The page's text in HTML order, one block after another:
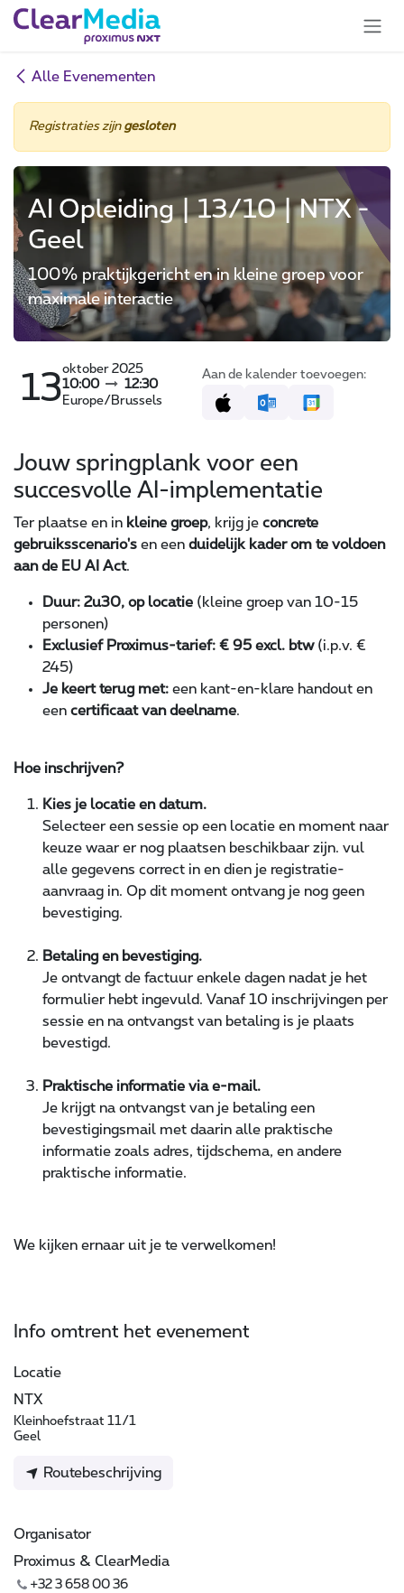
Overslaan naar inhoud
Alle Evenementen
Registraties zijn gesloten
AI Opleiding | 13/10 | NTX -
Geel
100% praktijkgericht en in kleine groep voor
maximale interactie
13
oktober 2025
10:00
12:30
Europe/Brussels
Aan de kalender toevoegen:
Jouw springplank voor een
succesvolle AI-implementatie
Ter plaatse en in kleine groep, krijg je concrete
gebruiksscenario's en een duidelijk kader om te voldoen
aan de EU AI Act.
Duur: 2u30, op locatie (kleine groep van 10-15
personen)
Exclusief Proximus-tarief: € 95 excl. btw(i.p.v. €
245)
Je keert terug met: een kant-en-klare handout en
een certificaat van deelname.
Hoe inschrijven?
Kies je locatie en datum.
Selecteer een sessie op een locatie en moment naar
keuze waar er nog plaatsen beschikbaar zijn. vul
alle gegevens correct in en dien je registratie-
aanvraag in. Op dit moment ontvang je nog geen
bevestiging.
Betaling en bevestiging.
Je ontvangt de factuur enkele dagen nadat je het
formulier hebt ingevuld. Vanaf 10 inschrijvingen per
sessie en na ontvangst van betaling is je plaats
bevestigd.
Praktische informatie via e-mail.
Je krijgt na ontvangst van je betaling een
bevestigingsmail met daarin alle praktische
informatie zoals adres, tijdschema, en andere
praktische informatie.
We kijken ernaar uit je te verwelkomen!
Info omtrent het evenement
Locatie
NTX
Kleinhoefstraat 11/1
Geel
Routebeschrijving
Organisator
Proximus & ClearMedia
+32 3 658 00 36